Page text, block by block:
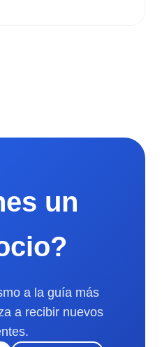
un
a la guía más
a recibir nuevos